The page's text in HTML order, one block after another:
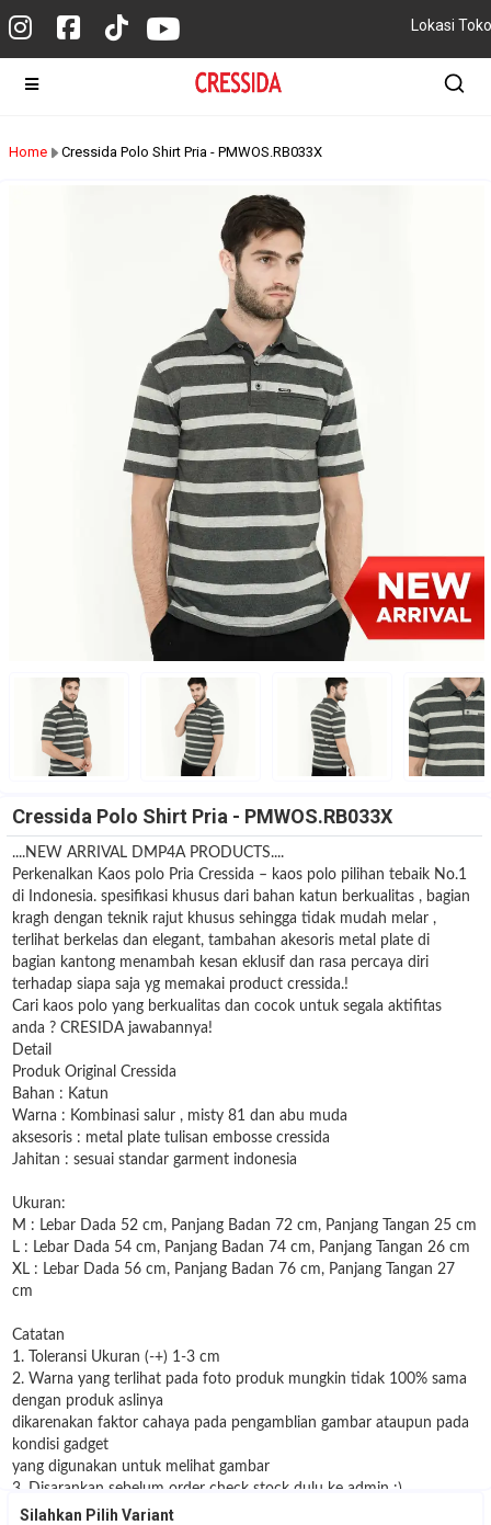
Lokasi Toko
Home Cressida Polo Shirt Pria - PMWOS.RB033X
Cressida Polo Shirt Pria - PMWOS.RB033X
....NEW ARRIVAL DMP4A PRODUCTS....
Perkenalkan Kaos polo Pria Cressida – kaos polo pilihan tebaik No.1
di Indonesia. spesifikasi khusus dari bahan katun berkualitas , bagian
kragh dengan teknik rajut khusus sehingga tidak mudah melar ,
terlihat berkelas dan elegant, tambahan akesoris metal plate di
bagian kantong menambah kesan eklusif dan rasa percaya diri
terhadap siapa saja yg memakai product cressida.!
Cari kaos polo yang berkualitas dan cocok untuk segala aktifitas
anda ? CRESIDA jawabannya!
Detail
Produk Original Cressida
Bahan : Katun
Warna : Kombinasi salur , misty 81 dan abu muda
aksesoris : metal plate tulisan embosse cressida
Jahitan : sesuai standar garment indonesia
Ukuran:
M : Lebar Dada 52 cm, Panjang Badan 72 cm, Panjang Tangan 25 cm
L : Lebar Dada 54 cm, Panjang Badan 74 cm, Panjang Tangan 26 cm
XL : Lebar Dada 56 cm, Panjang Badan 76 cm, Panjang Tangan 27
cm
Catatan
1. Toleransi Ukuran (-+) 1-3 cm
2. Warna yang terlihat pada foto produk mungkin tidak 100% sama
dengan produk aslinya
dikarenakan faktor cahaya pada pengamblian gambar ataupun pada
kondisi gadget
yang digunakan untuk melihat gambar
3. Disarankan sebelum order check stock dulu ke admin :)
Silahkan Pilih Variant